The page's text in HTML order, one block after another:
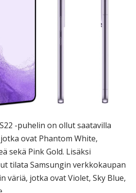
-puhelin on ollut saatavilla
ovat Phantom White,
sekä Pink Gold. Lisäksi
tilata Samsungin verkkokaupan
väriä, jotka ovat Violet, Sky Blue,